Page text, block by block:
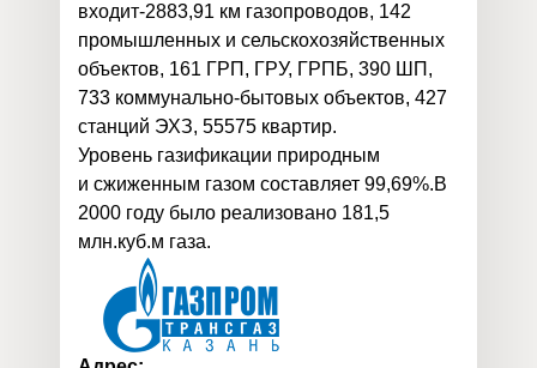
входит-2883,91 км газопроводов, 142
промышленных и сельскохозяйственных
объектов, 161 ГРП, ГРУ, ГРПБ, 390 ШП,
733 коммунально-бытовых объектов, 427
станций ЭХЗ, 55575 квартир.
Уровень газификации природным
и сжиженным газом составляет 99,69%.В
2000 году было реализовано 181,5
млн.куб.м газа.